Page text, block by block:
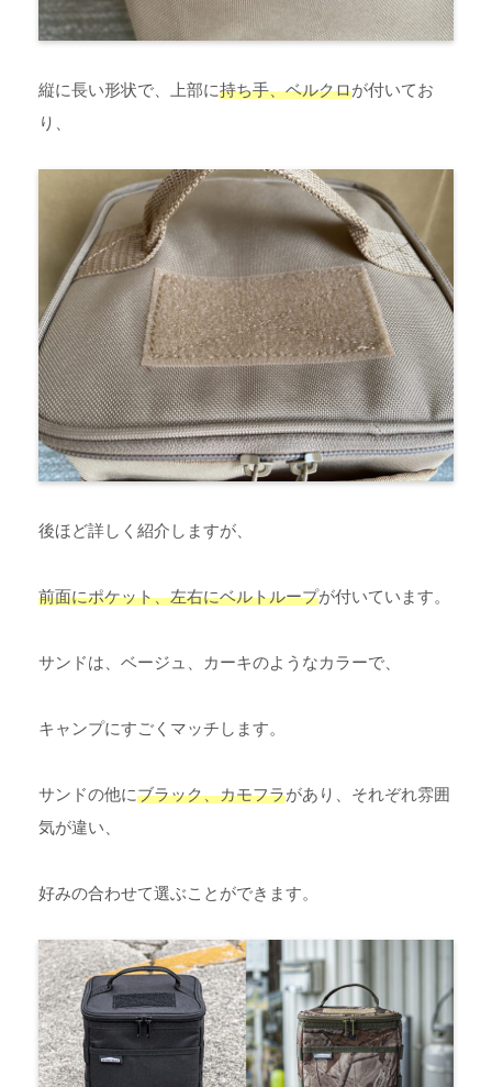
縦に長い形状で、上部に持ち手、ベルクロが付いてお
り、
後ほど詳しく紹介しますが、
前面にポケット、左右にベルトループが付いています。
サンドは、ベージュ、カーキのようなカラーで、
キャンプにすごくマッチします。
サンドの他にブラック、カモフラがあり、それぞれ雰囲
気が違い、
好みの合わせて選ぶことができます。